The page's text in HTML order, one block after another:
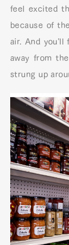
feel excited
because of
air. And you'll
away from
strung up